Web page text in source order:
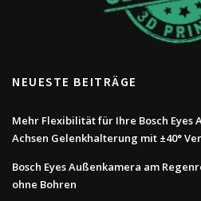
NEUESTE BEITRÄGE
Mehr Flexibilität für Ihre Bosch Eyes
Achsen Gelenkhalterung mit ±40°
Bosch Eyes Außenkamera am
ohne Bohren